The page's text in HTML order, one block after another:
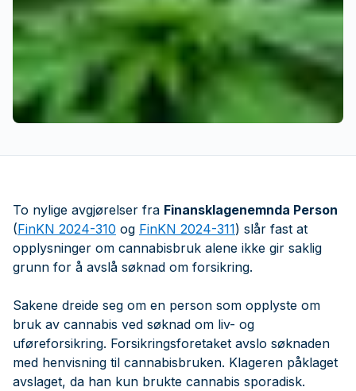
To nylige avgjørelser fra Finansklagenemnda Person
(FinKN 2024-310 og FinKN 2024-311) slår fast at
opplysninger om cannabisbruk alene ikke gir saklig
grunn for å avslå søknad om forsikring.
Sakene dreide seg om en person som opplyste om
bruk av cannabis ved søknad om liv- og
uføreforsikring. Forsikringsforetaket avslo søknaden
med henvisning til cannabisbruken. Klageren påklaget
avslaget, da han kun brukte cannabis sporadisk.